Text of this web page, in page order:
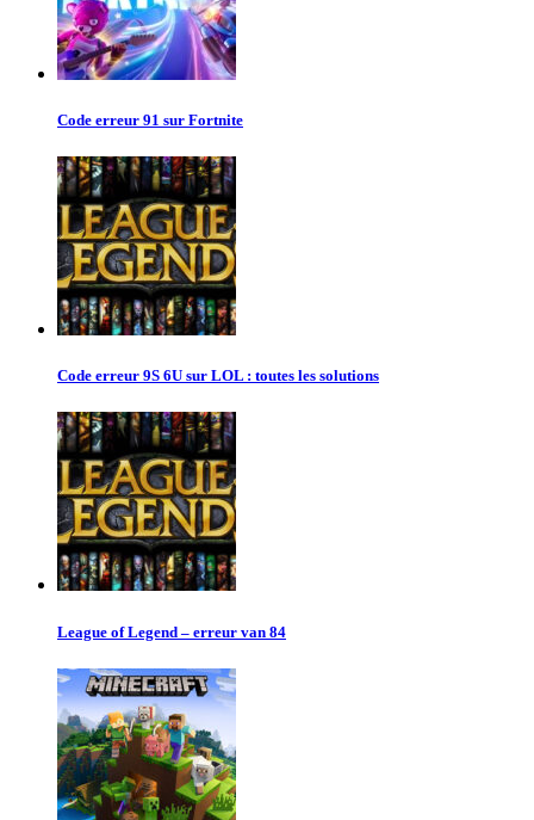
Code erreur 91 sur Fortnite
Code erreur 9S 6U sur LOL : toutes les solutions
League of Legend – erreur van 84